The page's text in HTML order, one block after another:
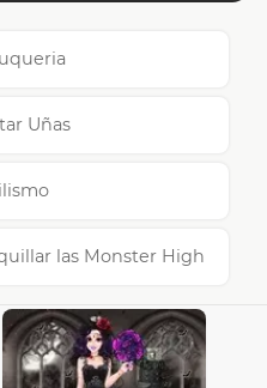
Uñas
las Monster High